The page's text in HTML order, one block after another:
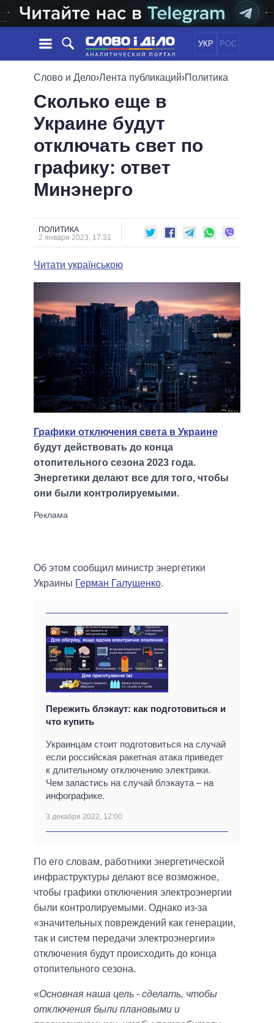
УКР РОС
НОВОСТИ
ЛЕНТА
СОБЫТИЯ
СТАТЬИ
МНЕНИЯ
ОБЗОРЫ
ДАЙДЖЕСТЫ
ПОЛИТИКА
ЭКОНОМИКА
ОБЩЕСТВО
ОБЕЩАНИЯ
ПОЛИТИКИ
ВСЕ ПОЛИТИКИ
ПРЕЗИДЕНТ И ОФИС
ВЕРХОВНАЯ РАДА
ГЛАВЫ ОБЛАДМИНИСТРАЦИЙ
МЭРЫ
ВСЕ ПЕРСОНЫ
ВИДЕО
СРАВНЕНИЕ ПОЛИТИКОВ
Слово и Дело›Лента публикаций›Политика
Сколько еще в
Украине будут
отключать свет по
графику: ответ
Минэнерго
ПОЛИТИКА
2 января 2023, 17:31
Читати українською
Графики отключения света в Украине
будут действовать до конца
отопительного сезона 2023 года.
Энергетики делают все для того, чтобы
они были контролируемыми.
Об этом сообщил министр энергетики
Украины Герман Галущенко.
Пережить блэкаут: как подготовиться и
что купить
Украинцам стоит подготовиться на случай
если российская ракетная атака приведет
к длительному отключению электрики.
Чем запастись на случай блэкаута – на
инфографике.
3 декабря 2022, 12:00
По его словам, работники энергетической
инфраструктуры делают все возможное,
чтобы графики отключения электроэнергии
были контролируемыми. Однако из-за
«значительных повреждений как генерации,
так и систем передачи электроэнергии»
отключения будут происходить до конца
отопительного сезона.
«Основная наша цель - сделать, чтобы
отключения были плановыми и